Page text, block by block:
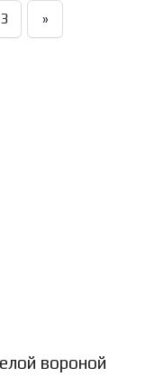
3 »
вороной